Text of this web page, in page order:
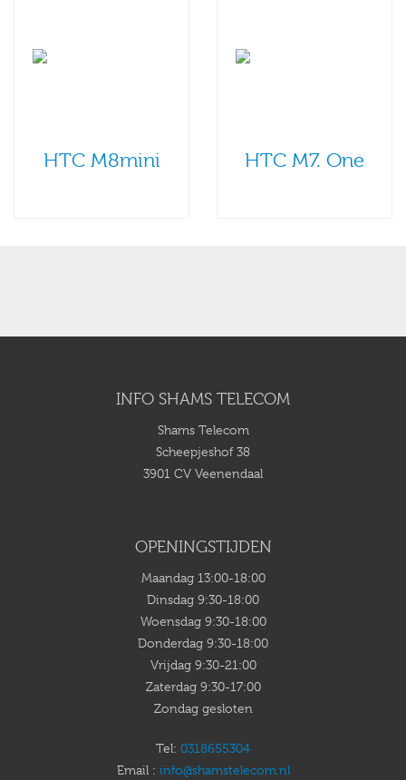
HTC M8mini HTC M7. One
INFO SHAMS TELECOM
Shams Telecom
Scheepjeshof 38
3901 CV Veenendaal
OPENINGSTIJDEN
Maandag 13:00-18:00
Dinsdag 9:30-18:00
Woensdag 9:30-18:00
Donderdag 9:30-18:00
Vrijdag 9:30-21:00
Zaterdag 9:30-17:00
Zondag gesloten
Tel: 0318655304
Email : info@shamstelecom.nl